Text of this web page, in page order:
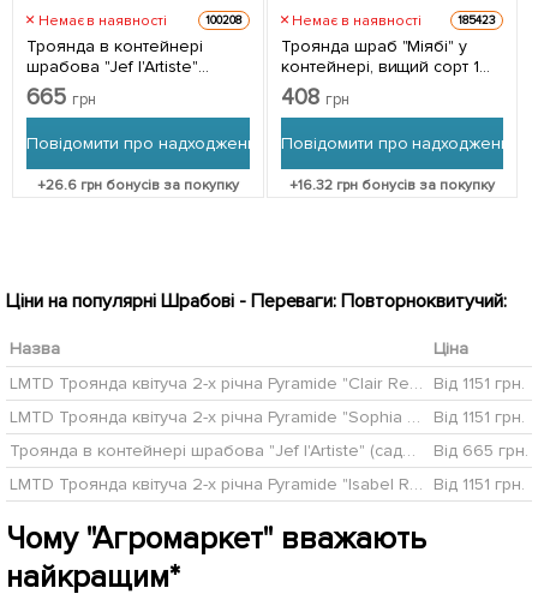
Немає в наявності 100208
Троянда в контейнері
шрабова "Jef l'Artiste"
(саджанець класу АА+) 1
саджанець в упаковці
665 грн
Повідомити про надходження
+26.6 грн бонусів за покупку
Немає в наявності 185423
Троянда шраб "Міябі" у
контейнері, вищий сорт 1
саджанець в упаковці
408 грн
Повідомити про надходження
+16.32 грн бонусів за покупку
Ціни на популярні Шрабові - Переваги: Повторноквитучий:
Назва
Ціна
LMTD Троянда квітуча 2-х річна Pyramide "Clair Renaissance" (укорінений саджанець у горщику, висота40-60см)
Від 1151 грн.
LMTD Троянда квітуча 2-х річна Pyramide "Sophia Renaissance" (укорінений саджанець у горщику, висота40-60см)
Від 1151 грн.
Троянда в контейнері шрабова "Jef l'Artiste" (саджанець класу АА+)
Від 665 грн.
LMTD Троянда квітуча 2-х річна Pyramide "Isabel Renaissance" (укорінений саджанець у горщику, висота40-60см)
Від 1151 грн.
Чому "Агромаркет" вважають
найкращим*